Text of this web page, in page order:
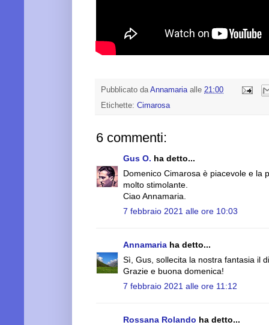
Pubblicato daAnnamaria alle 21:00
Etichette: Cimarosa
6 commenti:
Gus O. ha detto...
Domenico Cimarosa è piacevole e la
molto stimolante.
Ciao Annamaria.
7 febbraio 2021 alle ore 10:03
Annamaria ha detto...
Sì, Gus, sollecita la nostra fantasia il
Grazie e buona domenica!
7 febbraio 2021 alle ore 11:12
Rossana Rolando ha detto...